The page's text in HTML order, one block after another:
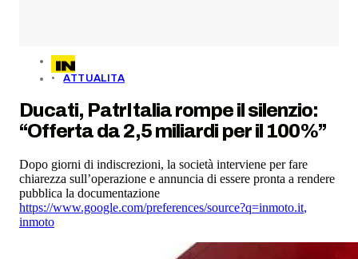
ATTUALITA
Ducati, PatrItalia rompe il silenzio:
“Offerta da 2,5 miliardi per il 100%”
Dopo giorni di indiscrezioni, la società interviene per fare
chiarezza sull’operazione e annuncia di essere pronta a rendere
pubblica la documentazione
https://www.google.com/preferences/source?q=inmoto.it,
inmoto